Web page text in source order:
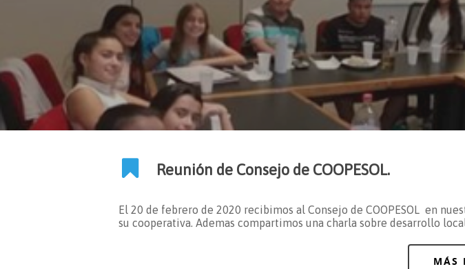
Reunión de Consejo de COOPESOL.
El 20 de febrero de 2020 recibimos al Consejo de COOPESOL en
su cooperativa. Ademas compartimos una charla sobre desarrollo
MÁS